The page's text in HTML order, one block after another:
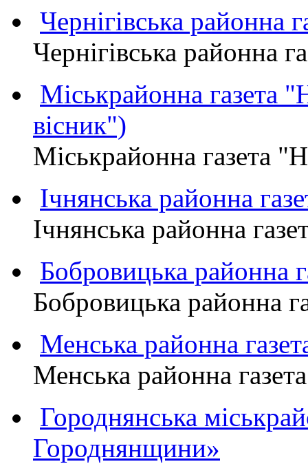
Чернігівська
Чернігівська
Міськрайонна
вісник")
Міськрайонна газета
Ічнянська районна
Ічнянська районна
Бобровицька
Бобровицька
Менська районна
Менська районна
Городнянська
Городнянщини»